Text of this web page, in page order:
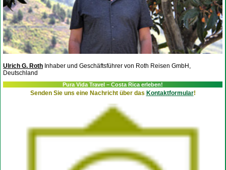
Ulrich G. Roth Inhaber und Geschäftsführer von Roth Reisen GmbH,
Deutschland
Pura Vida Travel – Costa Rica erleben!
Senden Sie uns eine Nachricht über das Kontaktformular!